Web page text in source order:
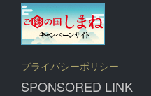
プライバシーポリシー
SPONSORED LINK